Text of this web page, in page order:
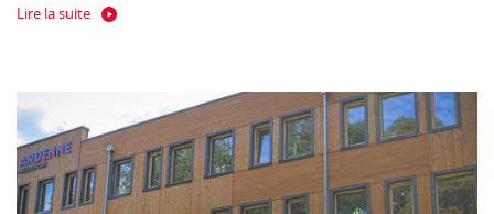
Lire la suite